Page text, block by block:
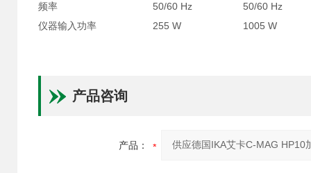
频率
50/60 Hz
50/60 Hz
仪器输入功率
255 W 1005 W
产品咨询
产品：